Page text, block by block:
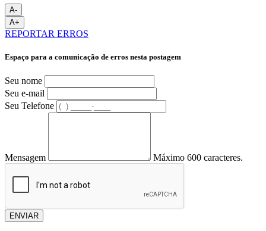
A-
A+
REPORTAR ERROS
Espaço para a comunicação de erros nesta postagem
Seu nome
Seu e-mail
Seu Telefone
Mensagem Máximo 600 caracteres.
ENVIAR